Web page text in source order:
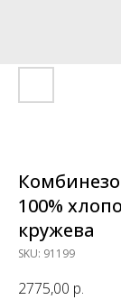
100%
кружева
SKU: 91199
2775,00 р.